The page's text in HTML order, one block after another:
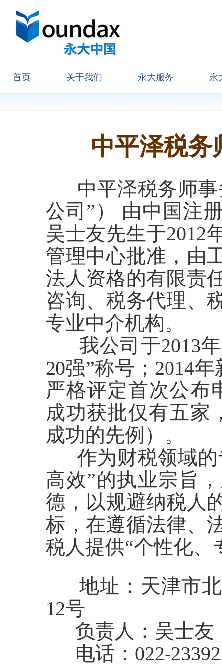
首页 关于我们 永大服务 永
中平泽税务
中平泽税务师事
公司”） 由中国注
吴士友先生于2012
管理中心批准，由
法人资格的有限责
咨询、税务代理、
专业中介机构。
我公司于2013年
20强”称号；2014
严格评定首次公布
成功获批仅有五家
成功的先例）。
作为财税领域的
高效”的执业宗旨
德，以规避纳税人
标，在遵循法律、
税人提供“个性化、
地址：天津市北
12号
负责人：吴士友
电话：022-